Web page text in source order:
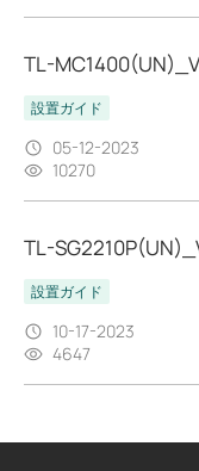
TL-
設置ガイド
05-12-2023
10270
TL-
設置ガイド
10-17-2023
4647